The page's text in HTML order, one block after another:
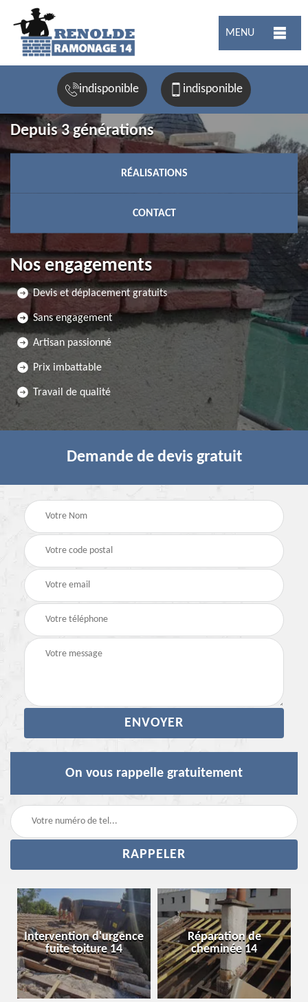
MENU
indisponible indisponible
Depuis 3 générations
RÉALISATIONS
CONTACT
Nos engagements
Devis et déplacement gratuits
Sans engagement
Artisan passionné
Prix imbattable
Travail de qualité
Demande de devis gratuit
On vous rappelle gratuitement
Intervention d'urgence
fuite toiture 14
Réparation de
cheminée 14